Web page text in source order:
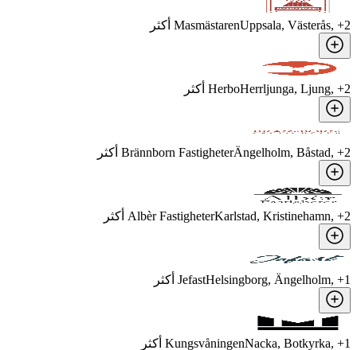
MasmästarenUppsala, Västerås, +2 أكثر
HerboHerrljunga, Ljung, +2 أكثر
Brännborn FastigheterÄngelholm, Båstad, +2 أكثر
Albèr FastigheterKarlstad, Kristinehamn, +2 أكثر
JefastHelsingborg, Ängelholm, +1 أكثر
KungsvåningenNacka, Botkyrka, +1 أكثر